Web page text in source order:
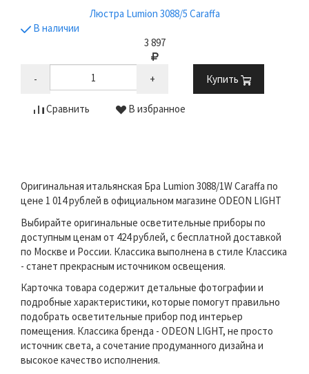
Люстра Lumion 3088/5 Caraffa
В наличии
3 897
- + Купить
Сравнить В избранное
Оригинальная итальянская Бра Lumion 3088/1W Caraffa по
цене 1 014 рублей в официальном магазине ODEON LIGHT
Выбирайте оригинальные осветительные приборы по
доступным ценам от 424 рублей, с бесплатной доставкой
по Москве и России. Классика выполнена в стиле Классика
- станет прекрасным источником освещения.
Карточка товара содержит детальные фотографии и
подробные характеристики, которые помогут правильно
подобрать осветительные прибор под интерьер
помещения. Классика бренда - ODEON LIGHT, не просто
источник света, а сочетание продуманного дизайна и
высокое качество исполнения.